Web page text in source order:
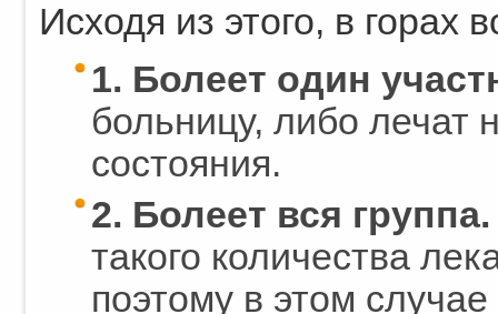
Исходя из этого, в горах
1. Болеет один
больницу, либо лечат
состояния.
2. Болеет вся группа.
такого количества
поэтому в этом